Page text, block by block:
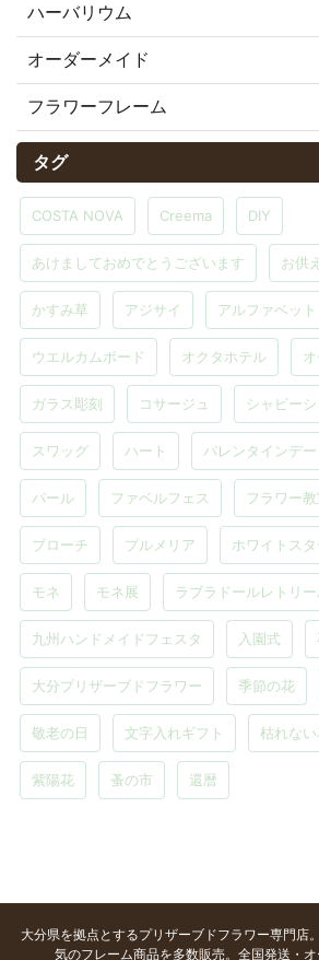
ハーバリウム
オーダーメイド
フラワーフレーム
タグ
COSTA NOVA Creema DIY
あけましておめでとうございます お供え
かすみ草 アジサイ アルファベット
ウエルカムボード オクタホテル
ガラス彫刻 コサージュ シャビーシ
スワッグ ハート バレンタインデー
パール ファベルフェス フラワー
ブローチ プルメリア ホワイトスタ
モネ モネ展 ラブラドールレトリ
九州ハンドメイドフェスタ 入園式
大分プリザーブドフラワー 季節の花
敬老の日 文字入れギフト 枯れな
紫陽花 蚤の市 還暦
大分県を拠点とするプリザーブドフラワー専門店
気のフレーム商品を多数販売。全国発送・オ